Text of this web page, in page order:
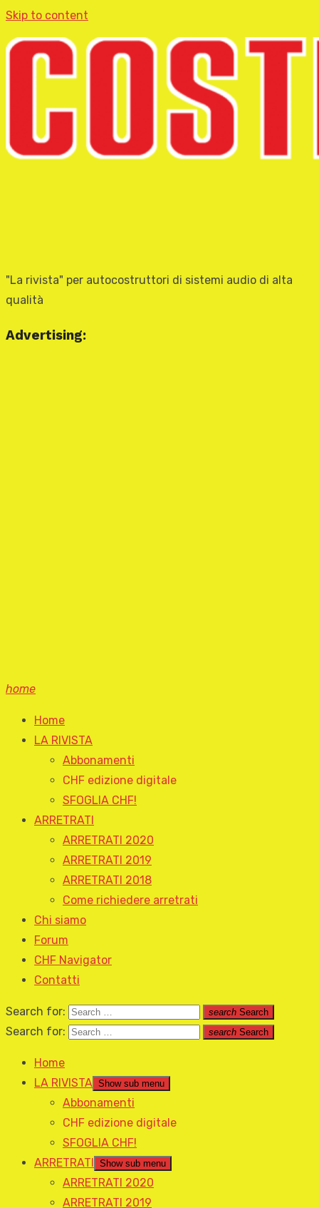
Skip to content
"La rivista" per autocostruttori di sistemi audio di alta
qualità
Advertising:
home
Home
LA RIVISTA
Abbonamenti
CHF edizione digitale
SFOGLIA CHF!
ARRETRATI
ARRETRATI 2020
ARRETRATI 2019
ARRETRATI 2018
Come richiedere arretrati
Chi siamo
Forum
CHF Navigator
Contatti
Search for: search Search
Search for: search Search
Home
LA RIVISTA Show sub menu
Abbonamenti
CHF edizione digitale
SFOGLIA CHF!
ARRETRATI
Show sub menu
ARRETRATI 2020
ARRETRATI 2019